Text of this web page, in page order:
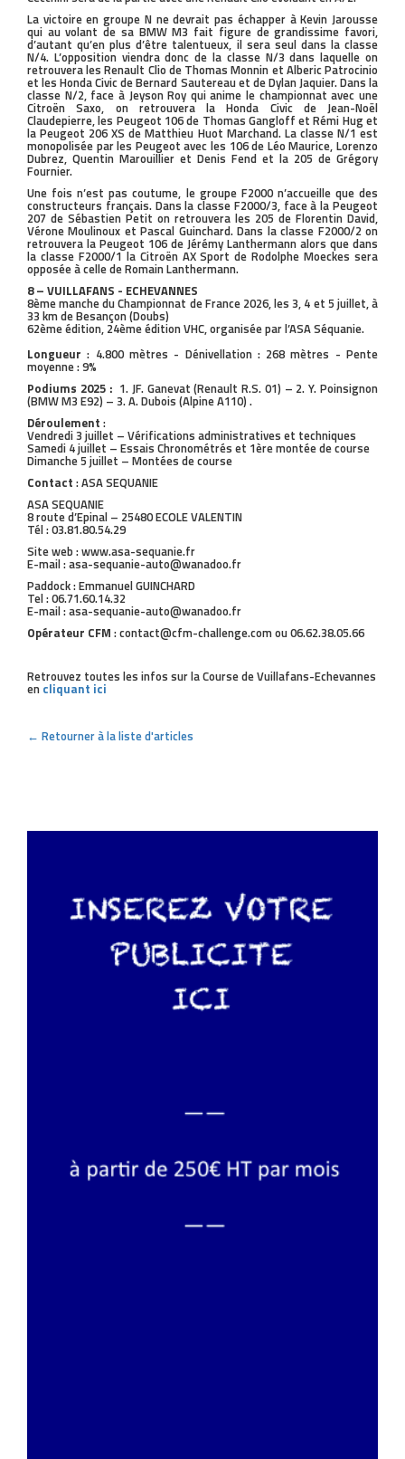
La victoire en groupe N ne devrait pas échapper à Kevin Jarousse
qui au volant de sa BMW M3 fait figure de grandissime favori,
d’autant qu’en plus d’être talentueux, il sera seul dans la classe
N/4. L’opposition viendra donc de la classe N/3 dans laquelle on
retrouvera les Renault Clio de Thomas Monnin et Alberic Patrocinio
et les Honda Civic de Bernard Sautereau et de Dylan Jaquier. Dans la
classe N/2, face à Jeyson Roy qui anime le championnat avec une
Citroën Saxo, on retrouvera la Honda Civic de Jean-Noël
Claudepierre, les Peugeot 106 de Thomas Gangloff et Rémi Hug et
la Peugeot 206 XS de Matthieu Huot Marchand. La classe N/1 est
monopolisée par les Peugeot avec les 106 de Léo Maurice, Lorenzo
Dubrez, Quentin Marouillier et Denis Fend et la 205 de Grégory
Fournier.
Une fois n’est pas coutume, le groupe F2000 n’accueille que des
constructeurs français. Dans la classe F2000/3, face à la Peugeot
207 de Sébastien Petit on retrouvera les 205 de Florentin David,
Vérone Moulinoux et Pascal Guinchard. Dans la classe F2000/2 on
retrouvera la Peugeot 106 de Jérémy Lanthermann alors que dans
la classe F2000/1 la Citroën AX Sport de Rodolphe Moeckes sera
opposée à celle de Romain Lanthermann.
8 – VUILLAFANS - ECHEVANNES
8ème manche du Championnat de France 2026, les 3, 4 et 5 juillet, à
33 km de Besançon (Doubs)
62ème édition, 24ème édition VHC, organisée par l’ASA Séquanie.
Longueur: 4.800 mètres - Dénivellation : 268 mètres - Pente
moyenne : 9%
Podiums 2025 : 1. JF. Ganevat (Renault R.S. 01) – 2. Y. Poinsignon
(BMW M3 E92) – 3. A. Dubois (Alpine A110) .
Déroulement :
Vendredi 3 juillet – Vérifications administratives et techniques
Samedi 4 juillet – Essais Chronométrés et 1ère montée de course
Dimanche 5 juillet – Montées de course
Contact : ASA SEQUANIE
ASA SEQUANIE
8 route d’Epinal – 25480 ECOLE VALENTIN
Tél : 03.81.80.54.29
Site web : www.asa-sequanie.fr
E-mail : asa-sequanie-auto@wanadoo.fr
Paddock : Emmanuel GUINCHARD
Tel : 06.71.60.14.32
E-mail : asa-sequanie-auto@wanadoo.fr
Opérateur CFM : contact@cfm-challenge.com ou 06.62.38.05.66
Retrouvez toutes les infos sur la Course de Vuillafans-Echevannes
en cliquant ici
← Retourner à la liste d'articles